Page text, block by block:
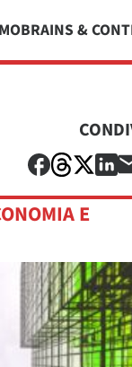
BRAINS &
E